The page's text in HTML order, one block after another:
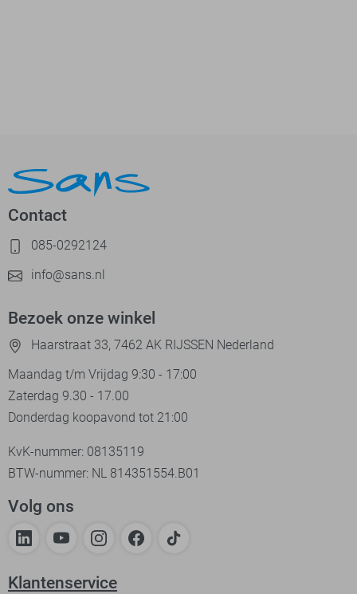
Contact
085-0292124
info@sans.nl
Bezoek onze winkel
Haarstraat 33, 7462 AK RIJSSEN Nederland
Maandag t/m Vrijdag 9:30 - 17:00
Zaterdag 9.30 - 17.00
Donderdag koopavond tot 21:00
KvK-nummer: 08135119
BTW-nummer: NL 814351554.B01
Volg ons
Klantenservice